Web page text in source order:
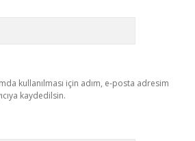
kullanılması için adım, e-posta adresim
kaydedilsin.